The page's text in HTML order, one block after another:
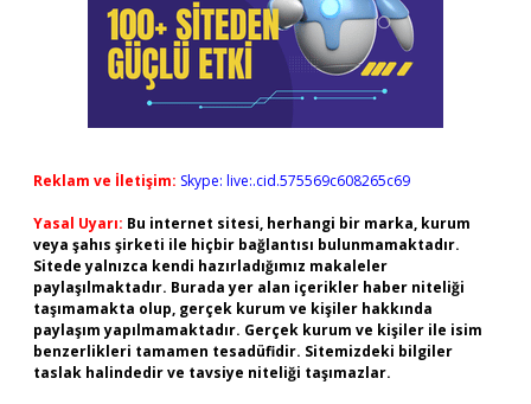
Reklam ve İletişim: Skype: live:.cid.575569c608265c69
Yasal Uyarı: Bu internet sitesi, herhangi bir marka, kurum
veya şahıs şirketi ile hiçbir bağlantısı bulunmamaktadır.
Sitede yalnızca kendi hazırladığımız makaleler
paylaşılmaktadır. Burada yer alan içerikler haber niteliği
taşımamakta olup, gerçek kurum ve kişiler hakkında
paylaşım yapılmamaktadır. Gerçek kurum ve kişiler ile isim
benzerlikleri tamamen tesadüfidir. Sitemizdeki bilgiler
taslak halindedir ve tavsiye niteliği taşımazlar.